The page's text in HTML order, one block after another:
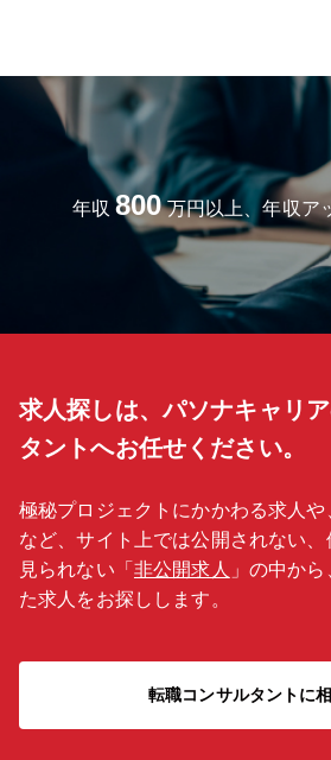
提案や受注商品の打ち合わせ→帰社 ・夕方…
など→日報提出 ※見積もりや伝票処理は営業
行います。 ※20時に見積や伝票の入力シス
ウンされます。 ■評価制度：日報を1ヶ月ト
準を満たせば認定試験を受ける権利が与え
レベル（5段階）認定され、レベルに応じた
また、所属部署が予算を達成すれば賞与に
ーションアップにも繋がっています。 ■ビ
が多く、スケールメリットが出せることを
シェア拡大」を目指しております。
年収 800 万円以上、年収ア
求人探しは、パソナキャリ
タントへお任せください。
極秘プロジェクトにかかわる求人
など、サイト上では公開されない
見られない「 非公開求人 」の中か
た求人をお探しします。
転職コンサルタントに